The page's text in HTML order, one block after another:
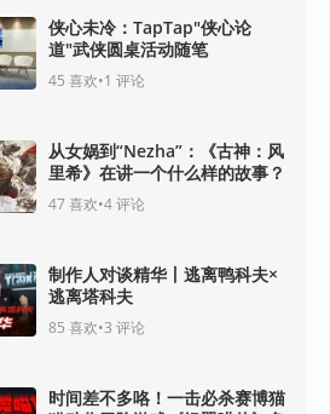
侠心未冷：TapTap"侠心论
道"武侠圆桌活动随笔
45 喜欢•1 评论
从女娲到“Nezha”：《古神：风
里希》在讲一个什么样的故事？
47喜欢•4评论
制作人对谈精华丨逃离鸭科夫×
逃离塔科夫
85 喜欢•3 评论
时间差不多咯！一击必杀赛博猫